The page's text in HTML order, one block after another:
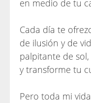
en medio de tu
Cada día te
de ilusión y de
palpitante de
y transforme tu
Pero toda mi